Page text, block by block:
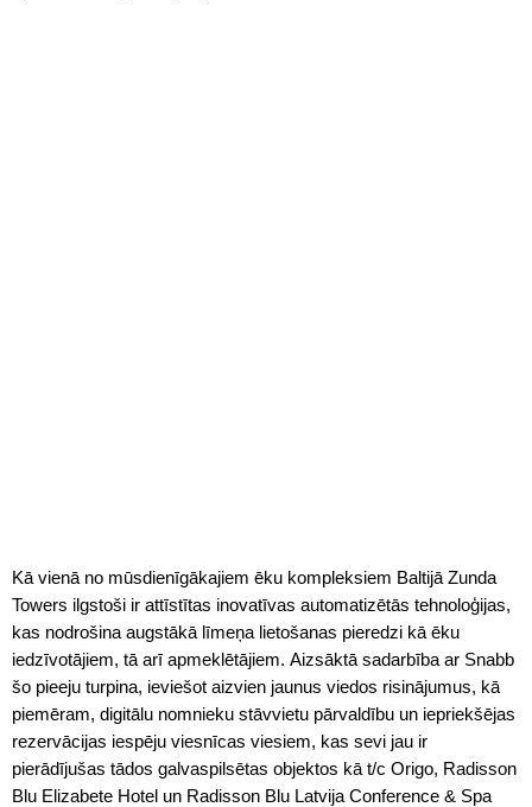
Kā vienā no mūsdienīgākajiem ēku kompleksiem Baltijā Zunda
Towers ilgstoši ir attīstītas inovatīvas automatizētās tehnoloģijas,
kas nodrošina augstākā līmeņa lietošanas pieredzi kā ēku
iedzīvotājiem, tā arī apmeklētājiem. Aizsāktā sadarbība ar Snabb
šo pieeju turpina, ieviešot aizvien jaunus viedos risinājumus, kā
piemēram, digitālu nomnieku stāvvietu pārvaldību un iepriekšējas
rezervācijas iespēju viesnīcas viesiem, kas sevi jau ir
pierādījušas tādos galvaspilsētas objektos kā t/c Origo, Radisson
Blu Elizabete Hotel un Radisson Blu Latvija Conference & Spa